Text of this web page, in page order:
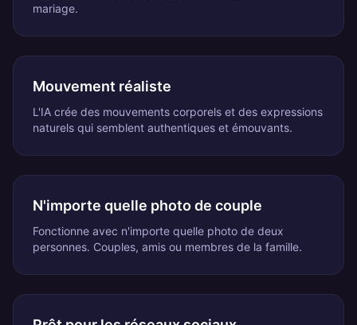
mariage.
Mouvement réaliste
L'IA crée des mouvements corporels et des expressions
naturels qui semblent authentiques et émouvants.
N'importe quelle photo de couple
Fonctionne avec n'importe quelle photo de deux
personnes. Couples, amis ou membres de la famille.